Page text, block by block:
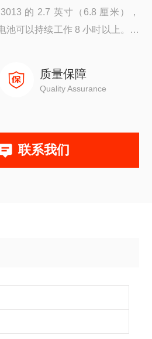
的 2.7 英寸（6.8 厘米），
池可以持续工作 8 小时以上。应
质量保障
Quality Assurance
联系我们